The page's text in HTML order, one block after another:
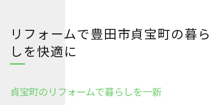
リフォームで豊田市貞宝町の暮ら
しを快適に
貞宝町のリフォームで暮らしを一新